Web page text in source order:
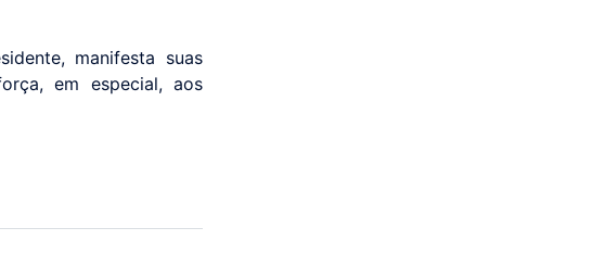
manifesta suas
em especial, aos